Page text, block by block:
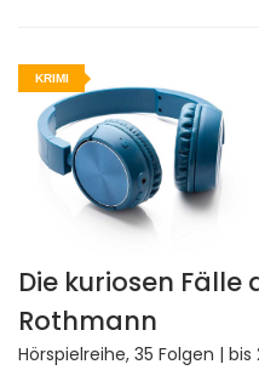
KRIMI
Die kuriosen Fälle
Rothmann
Hörspielreihe, 35 Folgen | bis